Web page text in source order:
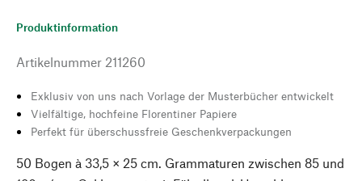
Produktinformation
Artikelnummer 211260
Exklusiv von uns nach Vorlage der Musterbücher entwickelt
Vielfältige, hochfeine Florentiner Papiere
Perfekt für überschussfreie Geschenkverpackungen
50 Bogen à 33,5 × 25 cm. Grammaturen zwischen 85 und